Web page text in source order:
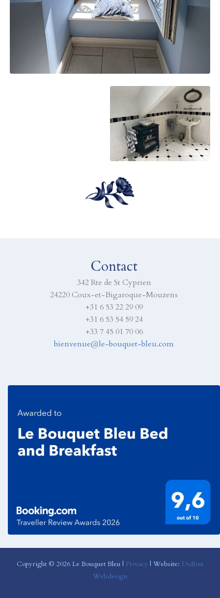
Contact
342 Rte de St Cyprien
24220 Coux-et-Bigaroque-Mouzens
+31 6 53 22 29 09
+31 6 53 54 59 24
+33 7 45 01 70 06
bienvenue@le-bouquet-bleu.com
Copyright © 2026 Le Bouquet Bleu | Privacy | Website: DuBost
Webdesign